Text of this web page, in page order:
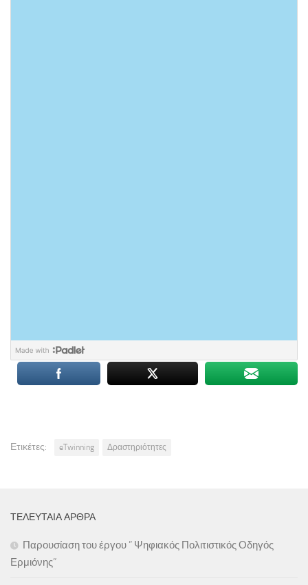
Ετικέτες: eTwinning Δραστηριότητες
ΤΕΛΕΥΤΑΊΑ ΆΡΘΡΑ
Παρουσίαση του έργου ” Ψηφιακός Πολιτιστικός Οδηγός
Ερμιόνης”